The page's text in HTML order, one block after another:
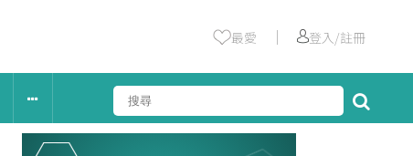
最愛 ｜ 登入/註冊